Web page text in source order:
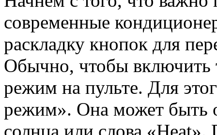
современные
раскладку кнопок для
Обычно, чтобы
режим на пульте. Для
режим». Она может быть
солнца или слова